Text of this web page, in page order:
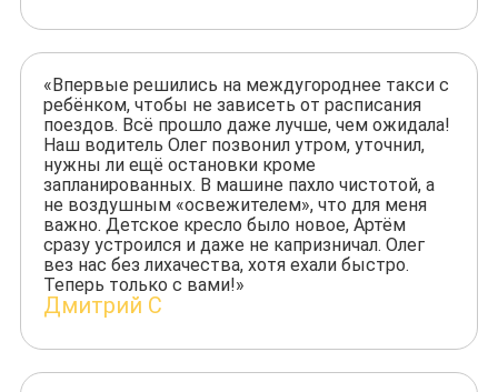
«Впервые решились на междугороднее такси с
ребёнком, чтобы не зависеть от расписания
поездов. Всё прошло даже лучше, чем ожидала!
Наш водитель Олег позвонил утром, уточнил,
нужны ли ещё остановки кроме
запланированных. В машине пахло чистотой, а
не воздушным «освежителем», что для меня
важно. Детское кресло было новое, Артём
сразу устроился и даже не капризничал. Олег
вез нас без лихачества, хотя ехали быстро.
Теперь только с вами!»
Дмитрий С